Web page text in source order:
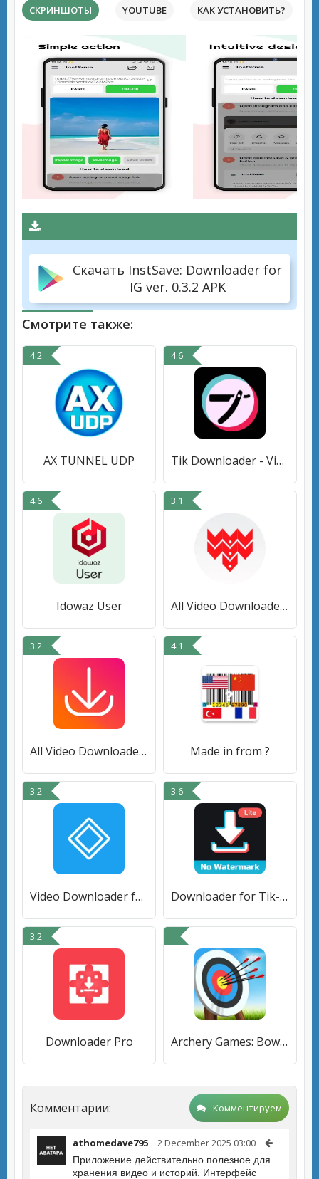
СКРИНШОТЫ YOUTUBE КАК УСТАНОВИТЬ?
Скачать InstSave: Downloader for
IG ver. 0.3.2 APK
Смотрите также:
4.2
AX TUNNEL UDP
4.6
Tik Downloader - Video Scraper
4.6
Idowaz User
3.1
All Video Downloader: Tube X
3.2
All Video Downloader App
4.1
Made in from ?
3.2
Video Downloader for Twitter
3.6
Downloader for Tik-Tok(Lite)
3.2
Downloader Pro Archery Games: Bow and Arrow
Комментарии: Комментируем
athomedave795 2 December 2025 03:00
Приложение действительно полезное для
хранения видео и историй. Интерфейс